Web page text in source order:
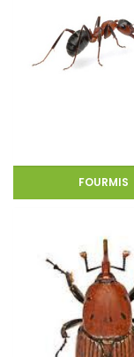
FOURMIS